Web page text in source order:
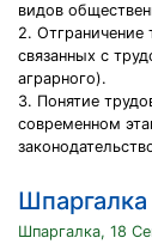
видов
2. Отграничение
связанных с
аграрного).
3. Понятие
современном
Шпаргалка, 18